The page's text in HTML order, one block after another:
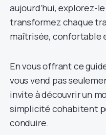
aujourd’hui, explorez-
transformez chaque
maîtrisée, confortable
En vous offrant ce
vous vend pas
invite à découvrir un
simplicité cohabitent
conduire.